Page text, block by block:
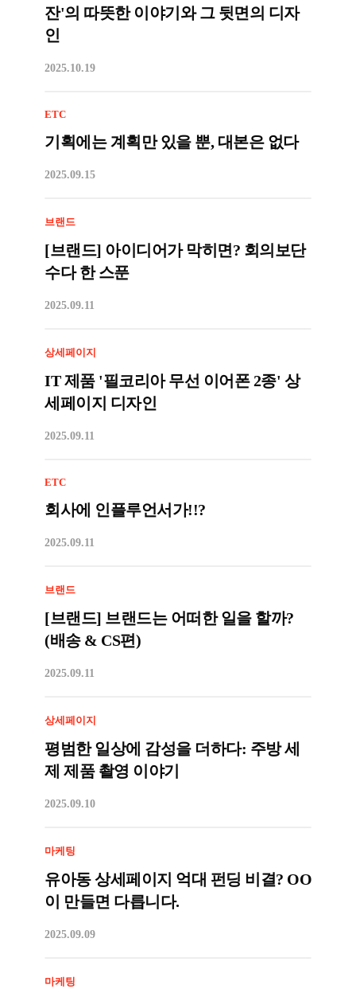
잔'의 따뜻한 이야기와 그 뒷면의 디자
인
2025.10.19
ETC
기획에는 계획만 있을 뿐, 대본은 없다
2025.09.15
브랜드
[브랜드] 아이디어가 막히면? 회의보단
수다 한 스푼
2025.09.11
상세페이지
IT 제품 '필코리아 무선 이어폰 2종' 상
세페이지 디자인
2025.09.11
ETC
회사에 인플루언서가!!?
2025.09.11
브랜드
[브랜드] 브랜드는 어떠한 일을 할까?
(배송 & CS편)
2025.09.11
상세페이지
평범한 일상에 감성을 더하다: 주방 세
제 제품 촬영 이야기
2025.09.10
마케팅
유아동 상세페이지 억대 펀딩 비결? OO
이 만들면 다릅니다.
2025.09.09
마케팅